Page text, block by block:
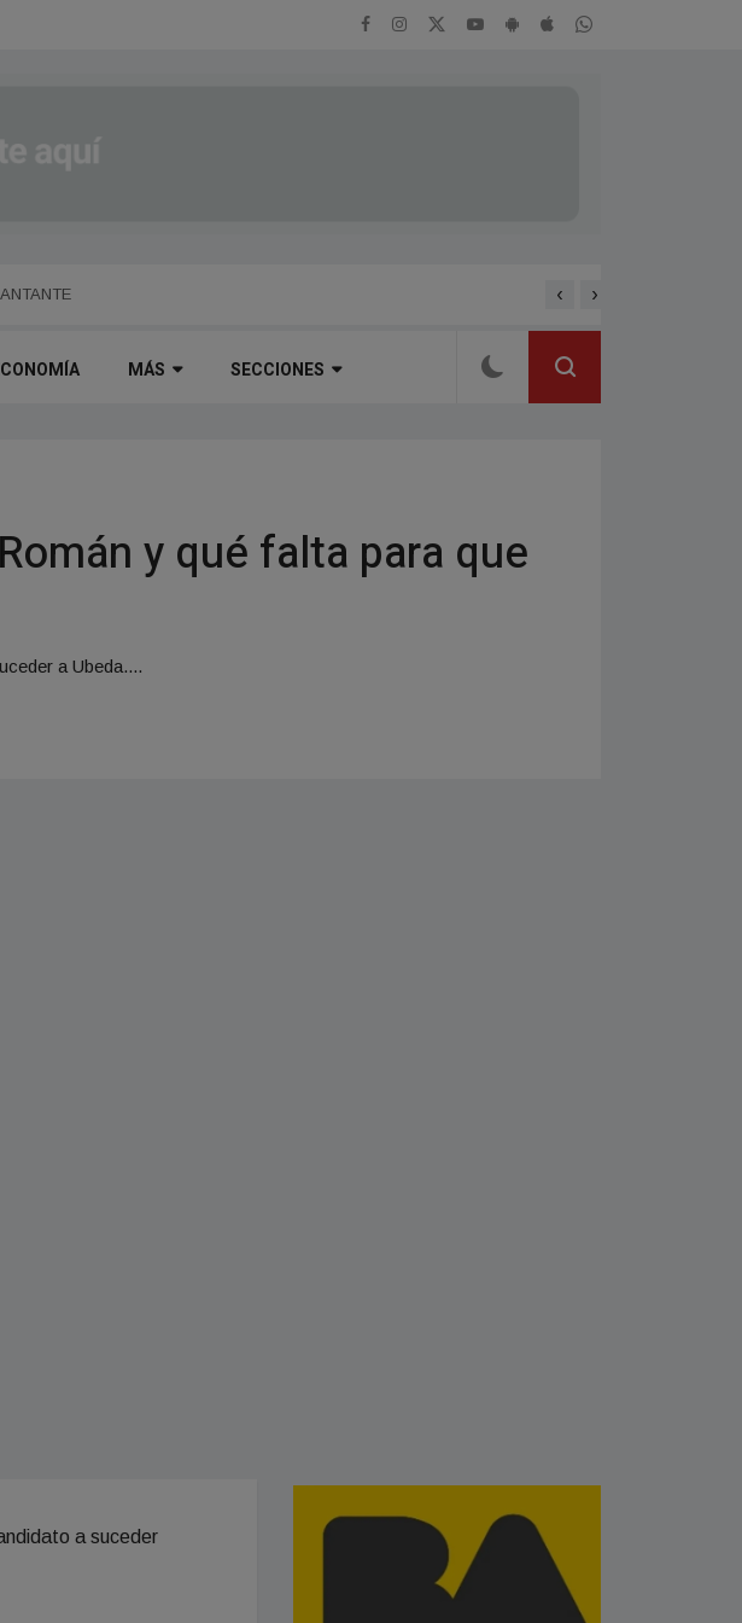
- FUNDADOR DE LA PORTEÑA ENTREVISTA A
‹ ›
MÁS SECCIONES
y qué falta para que
a Ubeda....
a suceder